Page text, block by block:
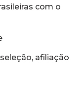
com o
afiliação